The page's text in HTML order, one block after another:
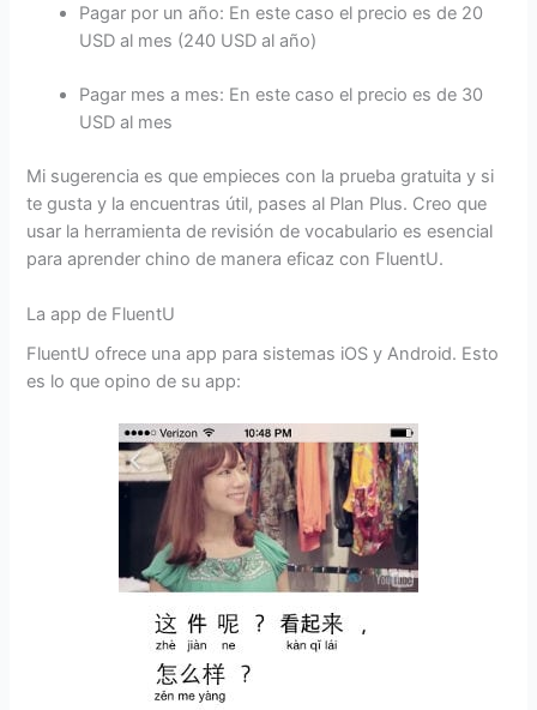
Pagar por un año: En este caso el precio es de 20
USD al mes (240 USD al año)
Pagar mes a mes: En este caso el precio es de 30
USD al mes
Mi sugerencia es que empieces con la prueba gratuita y si
te gusta y la encuentras útil, pases al Plan Plus. Creo que
usar la herramienta de revisión de vocabulario es esencial
para aprender chino de manera eficaz con FluentU.
La app de FluentU
FluentU ofrece una app para sistemas iOS y Android. Esto
es lo que opino de su app: